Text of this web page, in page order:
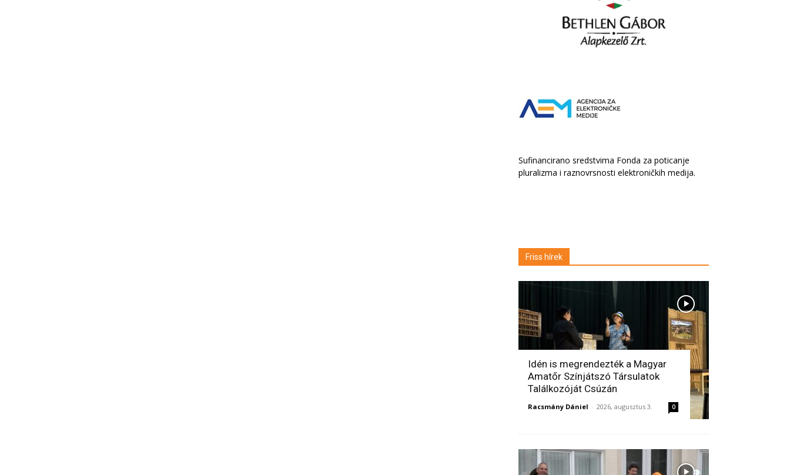
Sufinancirano sredstvima Fonda za poticanje
pluralizma i raznovrsnosti elektroničkih medija.
Friss hírek
Idén is megrendezték a Magyar
Amatőr Színjátszó Társulatok
Találkozóját Csúzán
Racsmány Dániel - 2026, augusztus 3. 0